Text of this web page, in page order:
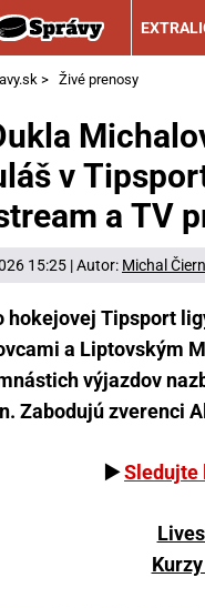
> Živé prenosy
v
a TV
15:25 | Autor: Michal
hokejovej Tipsport
a Liptovským
výjazdov
Zabodujú zverenci
▶️Sledujte